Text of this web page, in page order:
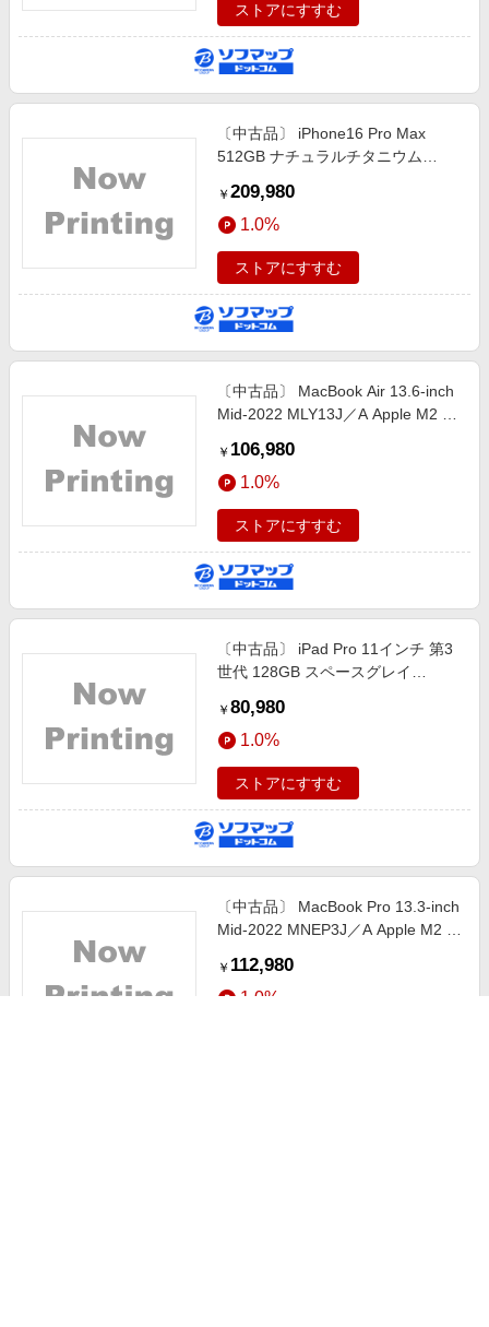
ストアにすすむ
〔中古品〕 iPhone16 Pro Max
512GB ナチュラルチタニウム
￥ 209,980
1.0%
ストアにすすむ
〔中古品〕 MacBook Air 13.6-inch
Mid-2022 MLY13J／A Apple M2 8
SSD256GB スターライト 〔26.3
Tahoe〕
￥ 106,980
1.0%
ストアにすすむ
〔中古品〕 iPad Pro 11インチ 第3
世代 128GB スペースグレイ
￥ 80,980
1.0%
ストアにすすむ
〔中古品〕 MacBook Pro 13.3-inch
Mid-2022 MNEP3J／A Apple M2 8
SSD256GB シルバー 〔26.3
Tahoe〕
￥ 112,980
1.0%